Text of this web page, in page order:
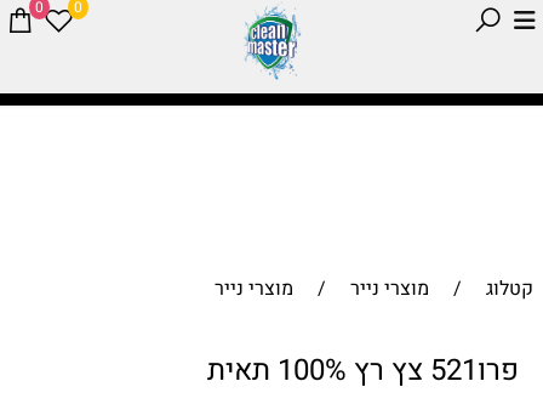
0 0
קטלוג / מוצרי נייר / מוצרי נייר
פרו521 צץ רץ 100% תאית